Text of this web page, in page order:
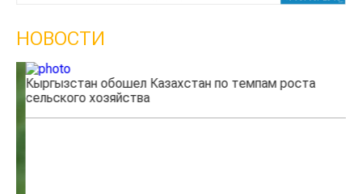
НОВОСТИ
Кыргызстан обошел Казахстан по темпам роста
сельского хозяйства